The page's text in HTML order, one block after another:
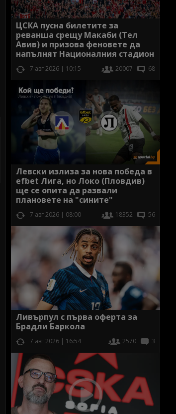
ЦСКА пусна билетите за
реванша срещу Макаби (Тел
Авив) и призова феновете да
напълнят Националния стадион
7 авг 2026 | 10:15 20007 68
Левски излиза за нова победа в
efbet Лига, но Локо (Пловдив)
ще се опита да развали
плановете на "сините"
7 авг 2026 | 08:00 18352 56
Ливърпул с първа оферта за
Брадли Баркола
7 авг 2026 | 16:54 2570 3